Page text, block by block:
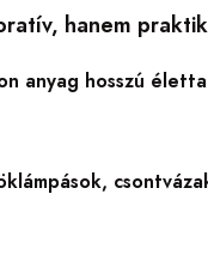
hanem
anyag hosszú